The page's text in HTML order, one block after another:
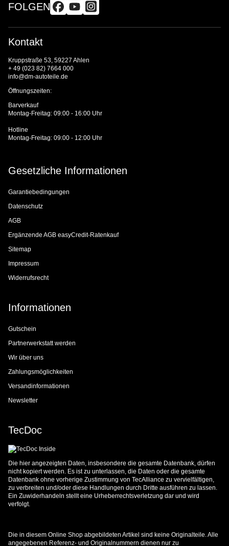
FOLGEN
Kontakt
Kruppstraße 53, 59227 Ahlen
+ 49 (023 82) 7664 000
info@dm-autoteile.de
Öffnungszeiten:
Barverkauf
Montag-Freitag: 09:00 - 16:00 Uhr
Hotline
Montag-Freitag: 09:00 - 12:00 Uhr
Gesetzliche Informationen
Garantiebedingungen
Datenschutz
AGB
Ergänzende AGB easyCredit-Ratenkauf
Sitemap
Impressum
Widerrufsrecht
Informationen
Gutschein
Partnerwerkstatt werden
Wir über uns
Zahlungsmöglichkeiten
Versandinformationen
Newsletter
TecDoc
Die hier angezeigten Daten, insbesondere die gesamte Datenbank, dürfen
nicht kopiert werden. Es ist zu unterlassen, die Daten oder die gesamte
Datenbank ohne vorherige Zustimmung von TecAlliance zu vervielfältigen,
zu verbreiten und/oder diese Handlungen durch Dritte ausführen zu lassen.
Ein Zuwiderhandeln stellt eine Urheberrechtsverletzung dar und wird
verfolgt.
Die in diesem Online Shop abgebildeten Artikel sind keine Originalteile. Alle
angegebenen Referenz- und Originalnummern dienen nur zu